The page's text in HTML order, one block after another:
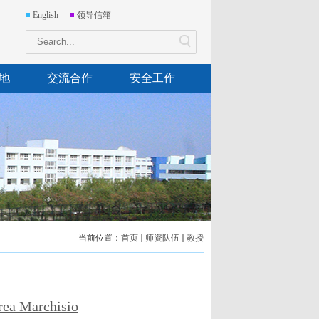
English 领导信箱
交流合作 安全工作
当前位置： 首页 师资队伍 教授
Marchisio